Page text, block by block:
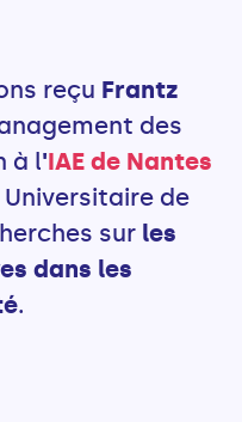
reçu Frantz
des
à l'IAE de Nantes
de
sur les
dans les
.